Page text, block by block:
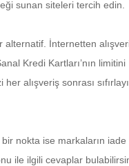
sunan siteleri tercih edin.
alternatif. İnternetten
Kredi Kartları’nın limitini
alışveriş sonrası
nokta ise markaların iade
ile ilgili cevaplar